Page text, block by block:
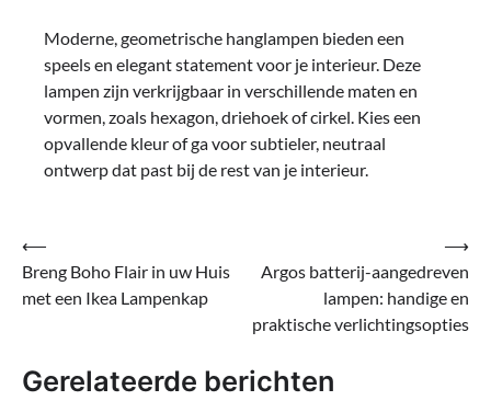
Moderne, geometrische hanglampen bieden een
speels en elegant statement voor je interieur. Deze
lampen zijn verkrijgbaar in verschillende maten en
vormen, zoals hexagon, driehoek of cirkel. Kies een
opvallende kleur of ga voor subtieler, neutraal
ontwerp dat past bij de rest van je interieur.
Bericht
navigatie
⟵
Breng Boho Flair in uw Huis
met een Ikea Lampenkap
Argos batterij-aangedreven
lampen: handige en
praktische verlichtingsopties
⟶
Gerelateerde berichten